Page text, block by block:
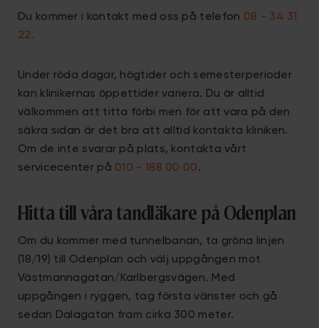
Du kommer i kontakt med oss på telefon 08 - 34 31
22.
Under röda dagar, högtider och semesterperioder
kan klinikernas öppettider variera. Du är alltid
välkommen att titta förbi men för att vara på den
säkra sidan är det bra att alltid kontakta kliniken.
Om de inte svarar på plats, kontakta vårt
servicecenter på 010 - 188 00 00.
Hitta till våra tandläkare på Odenplan
Om du kommer med tunnelbanan, ta gröna linjen
(18/19) till Odenplan och välj uppgången mot
Västmannagatan/Karlbergsvägen. Med
uppgången i ryggen, tag första vänster och gå
sedan Dalagatan fram cirka 300 meter.